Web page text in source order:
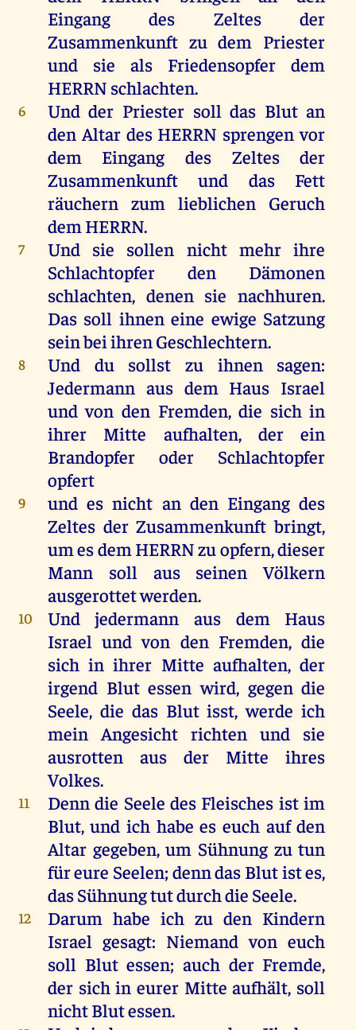
Eingang
des Zeltesder
Zusammenkunft zu dem Priester
und
sie als Friedensopferdem
HERRN schlachten.
6 Und der Priester soll das Blut an
den Altar des HERRN sprengen vor
dem
Eingang des Zeltesder
Zusammenkunftund das
Fett
räuchern zum lieblichen Geruch
dem HERRN.
7 Und sie sollen nicht mehr ihre
Schlachtopfer
den Dämonen
schlachten, denen sie nachhuren.
Das soll ihnen eine ewige Satzung
seinbeiihrenGeschlechtern.
8 Und du sollst zu ihnen sagen:
Jedermann aus dem Haus Israel
und von den Fremden,die sich in
ihrer
Mitte aufhalten, der
ein
Brandopfer
oder
Schlachtopfer
opfert
9 und es nicht an den Eingang des
Zeltes derZusammenkunftbringt,
umesdem HERRNzuopfern,dieser
Mann
soll aus seinen
Völkern
ausgerottetwerden.
10 Und jedermann aus dem
Haus
Israel und von den Fremden,die
sich in ihrer Mitte aufhalten,der
irgend Blut essen wird, gegen die
Seele, die das Blutisst,werde ich
mein Angesicht richten und sie
ausrotten
aus der Mitte
ihres
Volkes.
11 Denn die Seele des Fleisches ist im
Blut,und ich habe es euch auf den
Altar gegeben,um Sühnung zu tun
füreure Seelen; denndas Blutistes,
dasSühnungtutdurchdie Seele.
12 Darum habe ich zu den Kindern
Israel gesagt: Niemand von euch
soll Blut essen; auch der Fremde,
der sich in eurer Mitte aufhält, soll
nichtBlutessen.